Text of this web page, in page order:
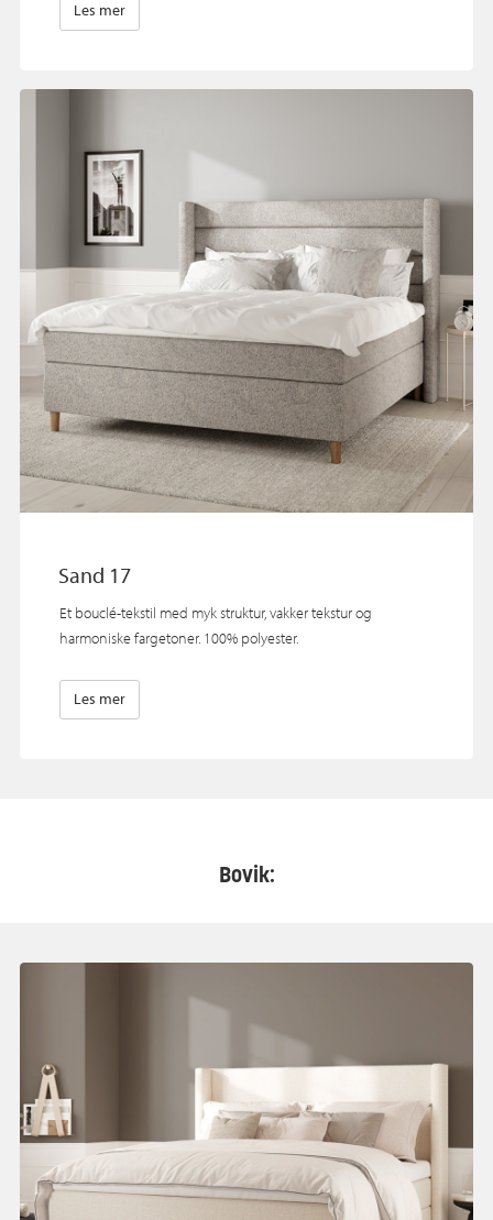
Les mer
Sand 17
Et bouclé‑tekstil med myk struktur, vakker tekstur og
harmoniske fargetoner. 100% polyester.
Les mer
Bovik: